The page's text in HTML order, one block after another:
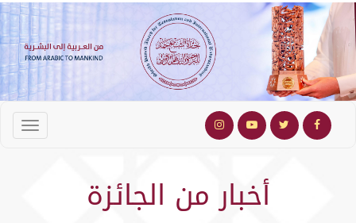
أخبار من الجائزة